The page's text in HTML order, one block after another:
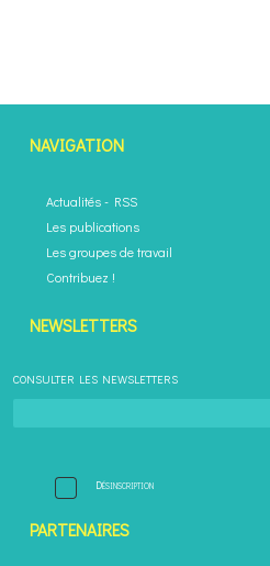
NAVIGATION
Actualités- RSS
Les publications
Les groupes de travail
Contribuez !
NEWSLETTERS
CONSULTER LES NEWSLETTERS
Désinscription
PARTENAIRES